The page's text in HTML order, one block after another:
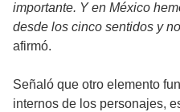
importante. Y en México
desde los cinco sentidos y
afirmó.
Señaló que otro elemento
internos de los personajes,